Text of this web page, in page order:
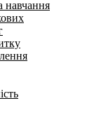
навчання